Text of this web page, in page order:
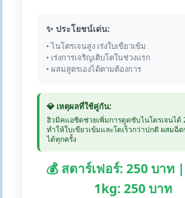
✨ ประโยชน์เด่น:
• ไนโตรเจนสูง เร่งใบเขียวเข้ม
• เร่งการเจริญเติบโตในช่วงแรก
• ผสมสูตรเองได้ตามต้องการ
💎 เหตุผลที่ใช้คู่กัน:
ฮิวมิคแอซิดช่วยเพิ่มการดูดซับไนโตรเจนได้
ทำให้ใบเขียวเข้มและโตเร็วกว่าปกติ ผสมฉี
ได้ทุกครั้ง
💰 สตาร์เฟอร์: 250 บาท
1kg: 250 บาท